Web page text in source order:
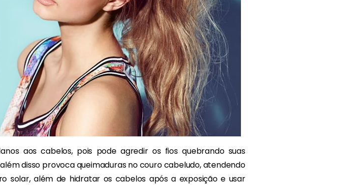
aos cabelos, pois pode agredir os fios quebrando suas
disso provoca queimaduras no couro cabeludo, atendendo
solar, além de hidratar os cabelos após a exposição e usar